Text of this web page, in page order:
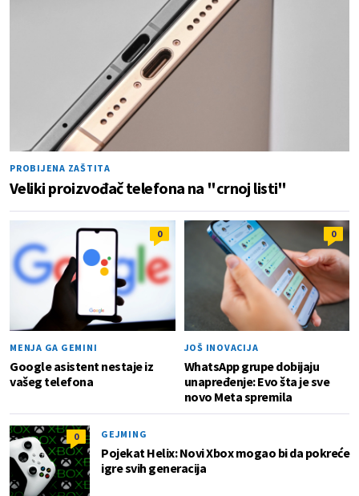
PROBIJENA ZAŠTITA
Veliki proizvođač telefona na "crnoj listi"
0
MENJA GA GEMINI
Google asistent nestaje iz
vašeg telefona
0
JOŠ INOVACIJA
WhatsApp grupe dobijaju
unapređenje: Evo šta je sve
novo Meta spremila
0 GEJMING
Pojekat Helix: Novi Xbox mogao bi da pokreće
igre svih generacija